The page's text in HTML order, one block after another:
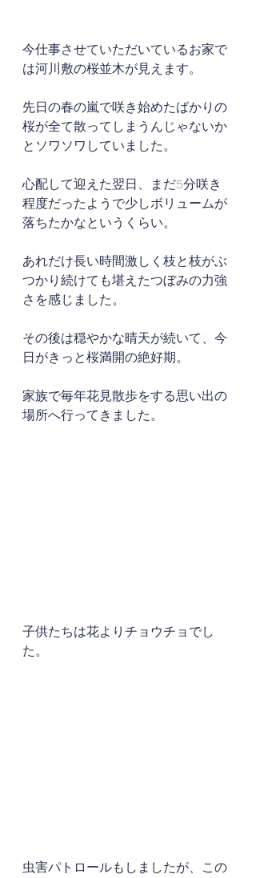
今仕事させていただいているお家で
は河川敷の桜並木が見えます。
先日の春の嵐で咲き始めたばかりの
桜が全て散ってしまうんじゃないか
とソワソワしていました。
心配して迎えた翌日、まだ5分咲き
程度だったようで少しボリュームが
落ちたかなというくらい。
あれだけ長い時間激しく枝と枝がぶ
つかり続けても堪えたつぼみの力強
さを感じました。
その後は穏やかな晴天が続いて、今
日がきっと桜満開の絶好期。
家族で毎年花見散歩をする思い出の
場所へ行ってきました。
子供たちは花よりチョウチョでし
た。
虫害パトロールもしましたが、この